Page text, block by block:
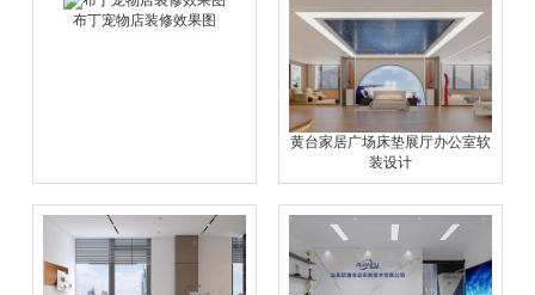
布丁宠物店装修效果图
黄台家居广场床垫展厅办公室软
装设计